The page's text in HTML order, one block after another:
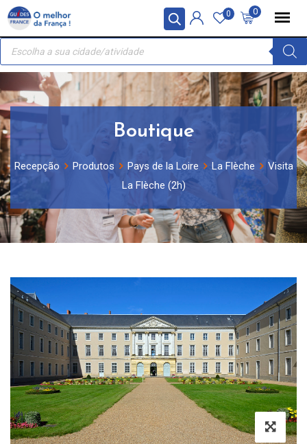
Painel de Gerenciamento de Cookies
Skip
content
0
0
Recherche
produits
Boutique
Recepção Produtos Pays de la Loire La Flèche
Visita
La Flèche (2h)